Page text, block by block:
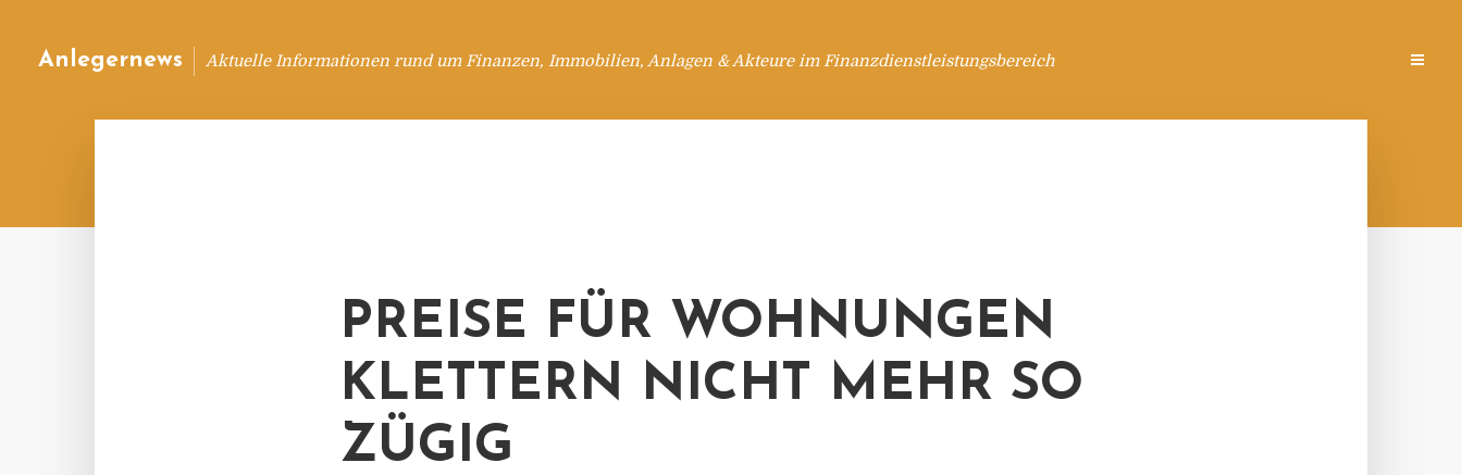
Anlegernews Aktuelle Informationen rund um Finanzen, Immobilien, Anlagen & Akteure im Finanzdienstleistungsbereich
PREISE FÜR WOHNUNGEN
KLETTERN NICHT MEHR SO
ZÜGIG